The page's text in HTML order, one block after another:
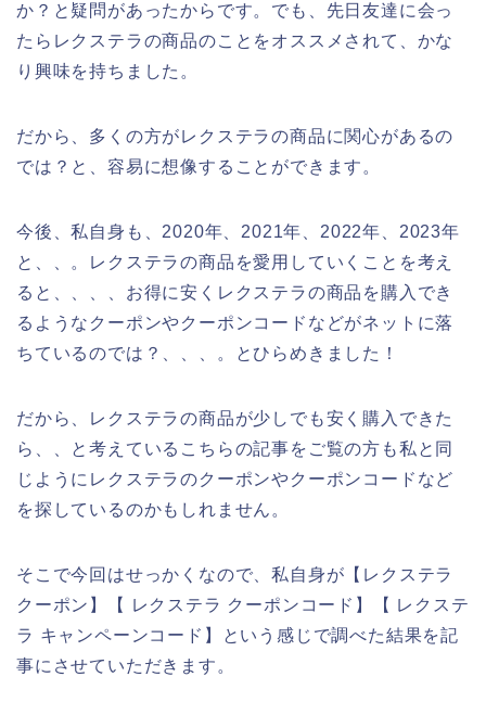
か？と疑問があったからです。でも、先日友達に会っ
たらレクステラの商品のことをオススメされて、かな
り興味を持ちました。
だから、多くの方がレクステラの商品に関心があるの
では？と、容易に想像することができます。
今後、私自身も、2020年、2021年、2022年、2023年
と、、。レクステラの商品を愛用していくことを考え
ると、、、、お得に安くレクステラの商品を購入でき
るようなクーポンやクーポンコードなどがネットに落
ちているのでは？、、、。とひらめきました！
だから、レクステラの商品が少しでも安く購入できた
ら、、と考えているこちらの記事をご覧の方も私と同
じようにレクステラのクーポンやクーポンコードなど
を探しているのかもしれません。
そこで今回はせっかくなので、私自身が【レクステラ
クーポン】【 レクステラ クーポンコード】【 レクステ
ラ キャンペーンコード】という感じで調べた結果を記
事にさせていただきます。